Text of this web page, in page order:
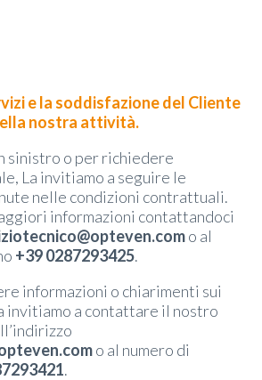
e la soddisfazione del Cliente
nostra attività.
sinistro o per richiedere
La invitiamo a seguire le
nelle condizioni contrattuali.
informazioni contattandoci
o al
+39 0287293425.
informazioni o chiarimenti sui
a contattare il nostro
o al numero di
.